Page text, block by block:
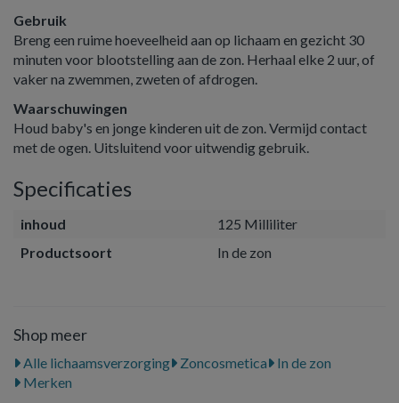
Gebruik
Breng een ruime hoeveelheid aan op lichaam en gezicht 30
minuten voor blootstelling aan de zon. Herhaal elke 2 uur, of
vaker na zwemmen, zweten of afdrogen.
Waarschuwingen
Houd baby's en jonge kinderen uit de zon. Vermijd contact
met de ogen. Uitsluitend voor uitwendig gebruik.
Specificaties
inhoud
125 Milliliter
Productsoort
In de zon
Shop meer
Alle lichaamsverzorging Zoncosmetica
In de zon
Merken